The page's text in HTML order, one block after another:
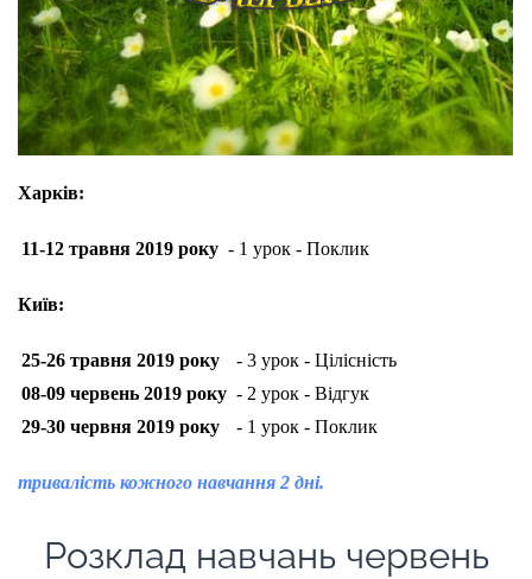
Харків:
11-12 травня 2019 року - 1 урок - Поклик
Київ:
25-26 травня 2019 року
- 3 урок - Цілісність
08-09 червень 2019 року - 2 урок - Відгук
29-30 червня 2019 року
- 1 урок - Поклик
тривалість кожного навчання 2 дні.
Розклад навчань червень